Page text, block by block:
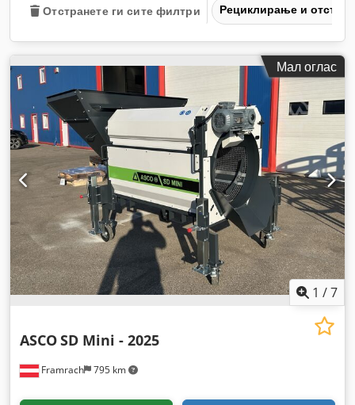
Отстранете ги сите филтри Рециклирање и
Мал оглас
1 /7
Framrach 795 km
ASCOSD Mini - 2025